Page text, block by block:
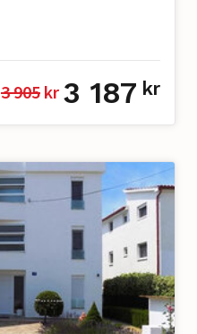
3 905 kr 3 187 kr